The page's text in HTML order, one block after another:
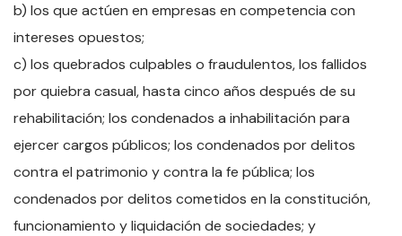
b) los que actúen en empresas en competencia con
intereses opuestos;
c) los quebrados culpables o fraudulentos, los fallidos
por quiebra casual, hasta cinco años después de su
rehabilitación; los condenados a inhabilitación para
ejercer cargos públicos; los condenados por delitos
contra el patrimonio y contra la fe pública; los
condenados por delitos cometidos en la constitución,
funcionamiento y liquidación de sociedades; y